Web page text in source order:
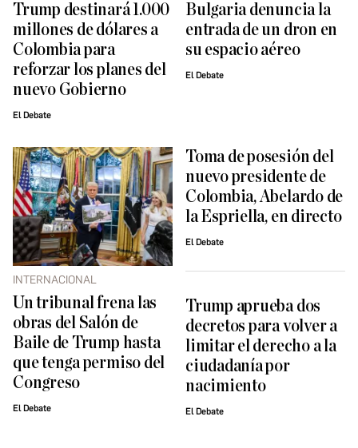
Trump destinará 1.000
millones de dólares a
Colombia para
reforzar los planes del
nuevo Gobierno
El Debate
Bulgaria denuncia la
entrada de un dron en
su espacio aéreo
El Debate
INTERNACIONAL
Un tribunal frena las
obras del Salón de
Baile de Trump hasta
que tenga permiso del
Congreso
El Debate
Toma de posesión del
nuevo presidente de
Colombia, Abelardo de
la Espriella, en directo
El Debate
Trump aprueba dos
decretos para volver a
limitar el derecho a la
ciudadanía por
nacimiento
El Debate